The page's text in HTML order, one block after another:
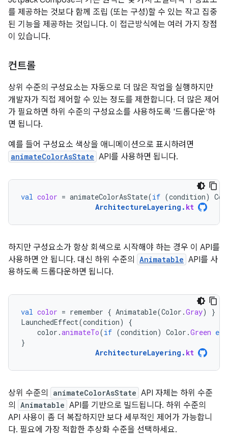
를 제공하는 것보다 함께 조립 (또는 구성)할 수 있는 작고 집중
된 기능을 제공하는 것입니다. 이 접근방식에는 여러 가지 장점
이 있습니다.
컨트롤
상위 수준의 구성요소는 자동으로 더 많은 작업을 실행하지만
개발자가 직접 제어할 수 있는 정도를 제한합니다. 더 많은 제어
가 필요하면 하위 수준의 구성요소를 사용하도록 '드롭다운'하
면 됩니다.
예를 들어 구성요소 색상을 애니메이션으로 표시하려면
animateColorAsState API를 사용하면 됩니다.
val color = animateColorAsState(if (condition)
ArchitectureLayering . kt
하지만 구성요소가 항상 회색으로 시작해야 하는 경우 이 API를
사용하면 안 됩니다. 대신 하위 수준의
Animatable API를 사
용하도록 드롭다운하면 됩니다.
val color = remember { Animatable(Color .Gray)
}
LaunchedEffect(condition)
{
color .animateTo(if (condition) Color .Green
}
ArchitectureLayering . kt
상위 수준의 animateColorAsState API 자체는 하위 수준
의
Animatable API를 기반으로 빌드됩니다. 하위 수준의
API 사용이 좀 더 복잡하지만 보다 세부적인 제어가 가능합니
다. 필요에 가장 적합한 추상화 수준을 선택하세요.